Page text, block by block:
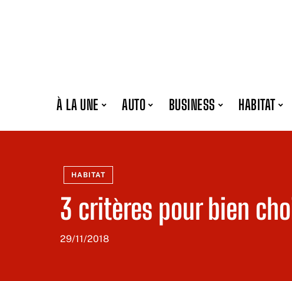
À LA UNE AUTO BUSINESS HABITAT
HABITAT
3 critères pour bien
29/11/2018